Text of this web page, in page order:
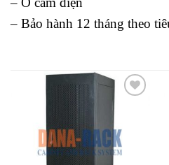
– Bảo hành 12 tháng theo
Add to
wishlist